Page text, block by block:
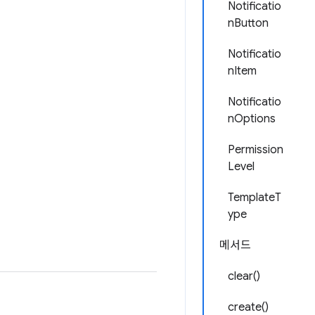
Notificatio
nButton
Notificatio
nItem
Notificatio
nOptions
Permission
Level
TemplateT
ype
메서드
clear()
create()